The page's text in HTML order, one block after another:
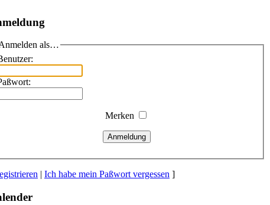
als…
Merken
Anmeldung
| Ich habe mein Paßwort vergessen ]